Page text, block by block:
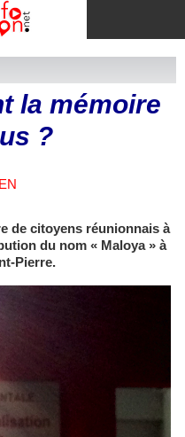
la mémoire
?
de citoyens réunionnais à
du nom « Maloya » à
Pierre.